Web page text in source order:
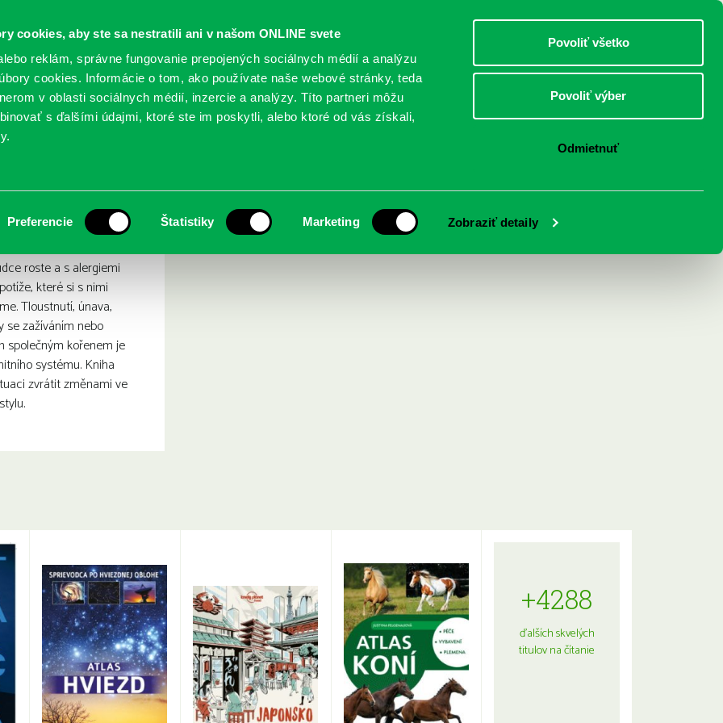
cookies, aby ste sa nestratili ani v našom ONLINE svete
reklám, správne fungovanie prepojených sociálnych médií a analýzu
cookies. Informácie o tom, ako používate naše webové stránky, teda
v oblasti sociálnych médií, inzercie a analýzy. Títo partneri môžu
s ďalšími údajmi, ktoré ste im poskytli, alebo ktoré od vás získali,
Preferencie Štatistiky Marketing Zobraziť detaily
Povoliť všetko
Povoliť výber
Odmietnuť
DOSPELÍ
SLUŽBY PODUJATIA POBOČKY O KNIŽNICI
alergie
roste a s alergiemi
které si s nimi
Tloustnutí, únava,
se zažíváním nebo
společným kořenem je
systému. Kniha
zvrátit změnami ve
+4288
ďalších skvelých
titulov na čítanie